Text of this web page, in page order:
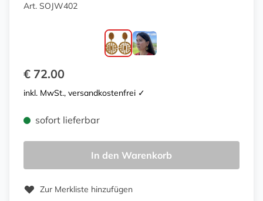
Art. SOJW402
€ 72.00
inkl. MwSt., versandkostenfrei ✓
sofort lieferbar
In den Warenkorb
Zur Merkliste hinzufügen